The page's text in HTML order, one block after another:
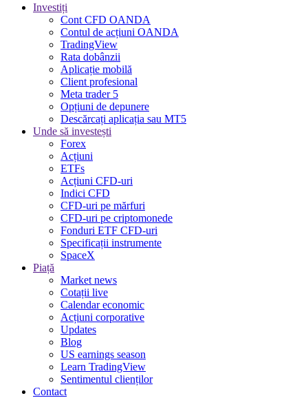
Investiți
Cont CFD OANDA
Contul de acțiuni OANDA
TradingView
Rata dobânzii
Aplicație mobilă
Client profesional
Meta trader 5
Opțiuni de depunere
Descărcați aplicația sau MT5
Unde să investești
Forex
Acțiuni
ETFs
Acțiuni CFD-uri
Indici CFD
CFD-uri pe mărfuri
CFD-uri pe criptomonede
Fonduri ETF CFD-uri
Specificații instrumente
SpaceX
Piață
Market news
Cotații live
Calendar economic
Acțiuni corporative
Updates
Blog
US earnings season
Learn TradingView
Sentimentul clienților
Contact